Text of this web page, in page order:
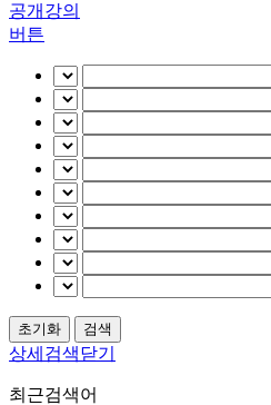
공개강의
버튼
상세검색닫기
최근검색어